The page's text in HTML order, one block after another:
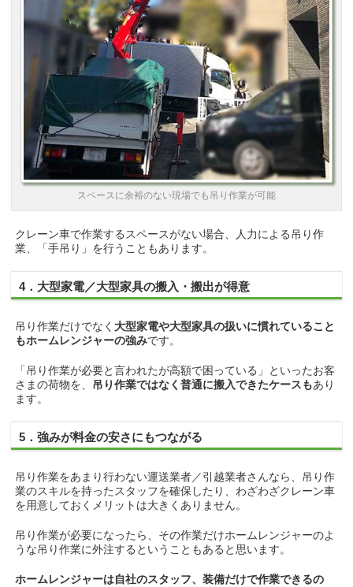
スペースに余裕のない現場でも吊り作業が可能
クレーン車で作業するスペースがない場合、人力による吊り作
業、「手吊り」を行うこともあります。
4．大型家電／大型家具の搬入・搬出が得意
吊り作業だけでなく 大型家電や大型家具の扱いに慣れていること
もホームレンジャーの強みです。
「吊り作業が必要と言われたが高額で困っている」といったお客
さまの荷物を、 吊り作業ではなく普通に搬入できたケースもあり
ます。
5．強みが料金の安さにもつながる
吊り作業をあまり行わない運送業者／引越業者さんなら、吊り作
業のスキルを持ったスタッフを確保したり、わざわざクレーン車
を用意しておくメリットは大きくありません。
吊り作業が必要になったら、その作業だけホームレンジャーのよ
うな吊り作業に外注するということもあると思います。
ホームレンジャーは自社のスタッフ、装備だけで作業できるの